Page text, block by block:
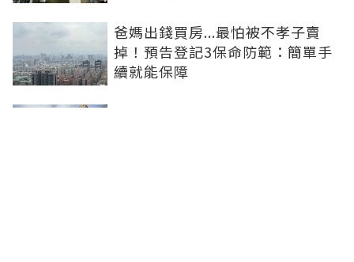
爸媽出錢買房...最怕被不孝子賣
掉！預告登記3保命防範：簡單手
續就能保障